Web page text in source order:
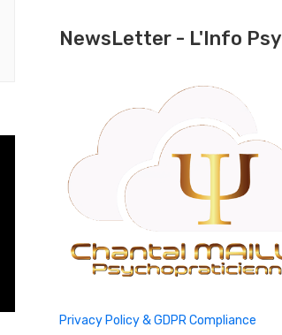
NewsLetter - L'Info Psy
Privacy Policy & GDPR Compliance